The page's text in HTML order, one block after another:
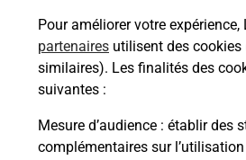
Pour améliorer votre expérience,
partenaires utilisent des
similaires). Les finalités des
suivantes :
Mesure d’audience : établir des
complémentaires sur
La téléassistance
médaillon d’alarme
c’est ?